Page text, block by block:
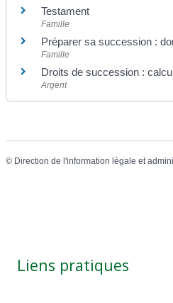
Testament
Famille
Préparer sa succession :
Famille
Droits de succession :
Argent
© Direction de l'information légale et
Liens pratiques